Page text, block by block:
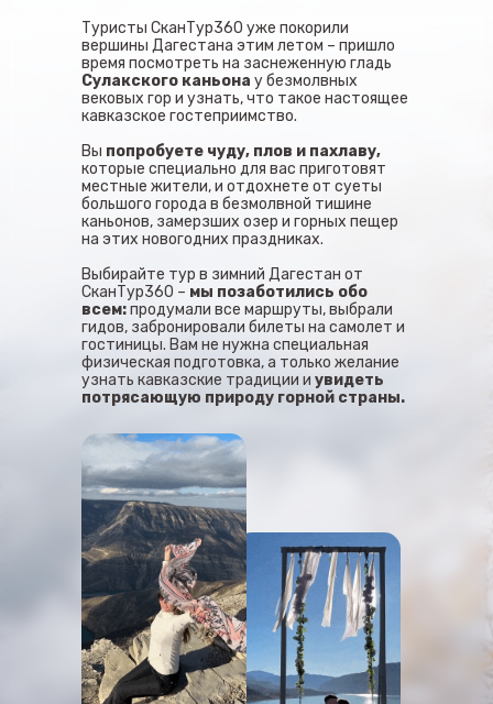
Туристы СканТур360 уже покорили
вершины Дагестана этим летом – пришло
время посмотреть на заснеженную гладь
Сулакского каньона у безмолвных
вековых гор и узнать, что такое настоящее
кавказское гостеприимство.
Вы попробуете чуду, плов и пахлаву,
которые специально для вас приготовят
местные жители, и отдохнете от суеты
большого города в безмолвной тишине
каньонов, замерзших озер и горных пещер
на этих новогодних праздниках.
Выбирайте тур в зимний Дагестан от
СканТур360 – мы позаботились обо
всем:продумали все маршруты, выбрали
гидов, забронировали билеты на самолет и
гостиницы. Вам не нужна специальная
физическая подготовка, а только желание
узнать кавказские традиции и увидеть
потрясающую природу горной страны.